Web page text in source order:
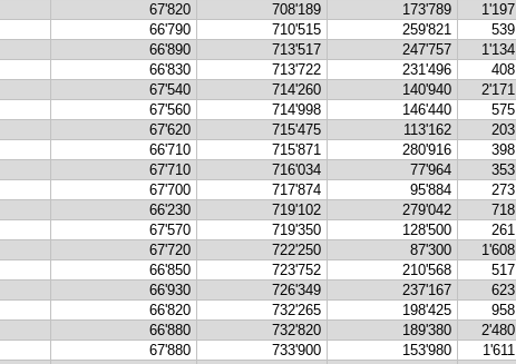
67'820 708'189 173'789 1'197
66'790 710'515 259'821 539
66'890 713'517 247'757 1'134
66'830 713'722 231'496 408
67'540 714'260 140'940 2'171
67'560 714'998 146'440 575
67'620 715'475 113'162 203
66'710 715'871 280'916 398
67'710 716'034 77'964 353
67'700 717'874 95'884 273
66'230 719'102 279'042 718
67'570 719'350 128'500 261
67'720 722'250 87'300 1'608
66'850 723'752 210'568 517
66'930 726'349 237'167 623
66'820 732'265 198'425 958
66'880 732'820 189'380 2'480
67'880 733'900 153'980 1'611